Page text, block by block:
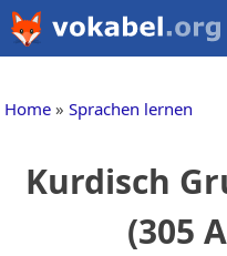
Home Sprachen lernen
Kurdisch
(305